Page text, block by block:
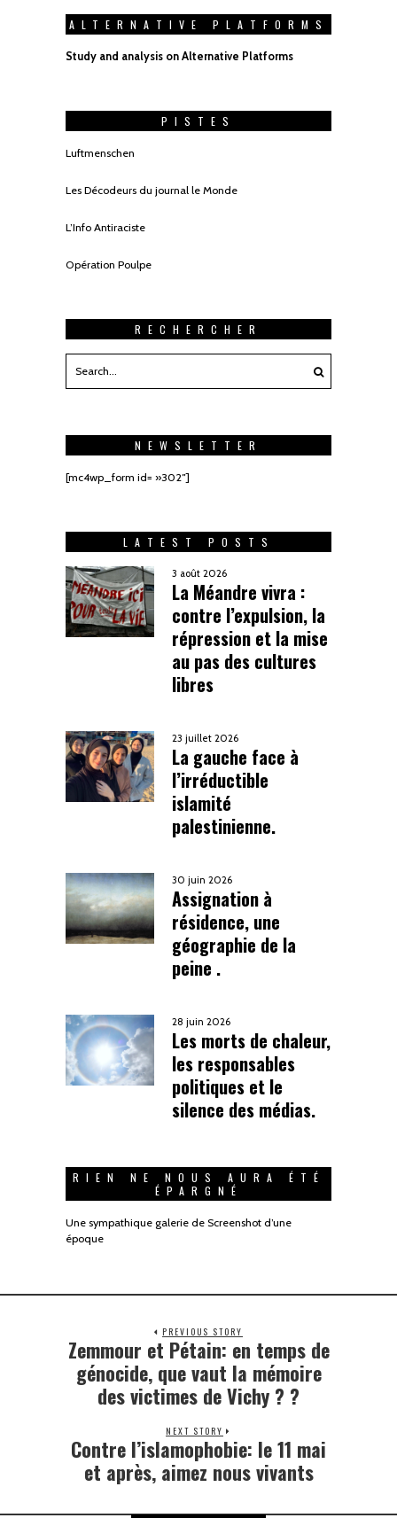
ALTERNATIVE PLATFORMS
Study and analysis on Alternative Platforms
PISTES
Luftmenschen
Les Décodeurs du journal le Monde
L’Info Antiraciste
Opération Poulpe
RECHERCHER
NEWSLETTER
[mc4wp_form id= »302″]
LATEST POSTS
3 août 2026
La Méandre vivra :
contre l’expulsion, la
répression et la mise
au pas des cultures
libres
23 juillet 2026
La gauche face à
l’irréductible
islamité
palestinienne.
30 juin 2026
Assignation à
résidence, une
géographie de la
peine .
28 juin 2026
Les morts de chaleur,
les responsables
politiques et le
silence des médias.
RIEN NE NOUS AURA ÉTÉ
ÉPARGNÉ
Une sympathique galerie de Screenshot d’une
époque
PREVIOUS STORY
Zemmour et Pétain: en temps de
génocide, que vaut la mémoire
des victimes de Vichy ? ?
NEXT STORY
Contre l’islamophobie: le 11 mai
et après, aimez nous vivants